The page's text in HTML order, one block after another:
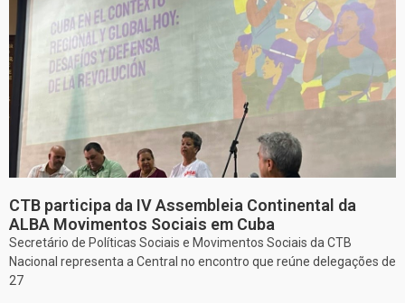
CTB participa da IV Assembleia Continental da
ALBA Movimentos Sociais em Cuba
Secretário de Políticas Sociais e Movimentos Sociais da CTB
Nacional representa a Central no encontro que reúne delegações de
27